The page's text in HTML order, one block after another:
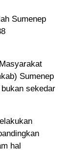
Sumenep
Sumenep
sekedar
hal